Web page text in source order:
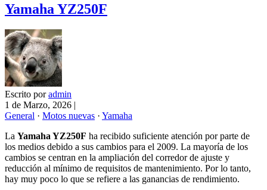
Yamaha YZ250F
Escrito poradmin
1 de Marzo, 2026 |
General · Motos nuevas · Yamaha
La Yamaha YZ250F ha recibido suficiente atención por parte de
los medios debido a sus cambios para el 2009. La mayoría de los
cambios se centran en la ampliación del corredor de ajuste y
reducción al mínimo de requisitos de mantenimiento. Por lo tanto,
hay muy poco lo que se refiere a las ganancias de rendimiento.